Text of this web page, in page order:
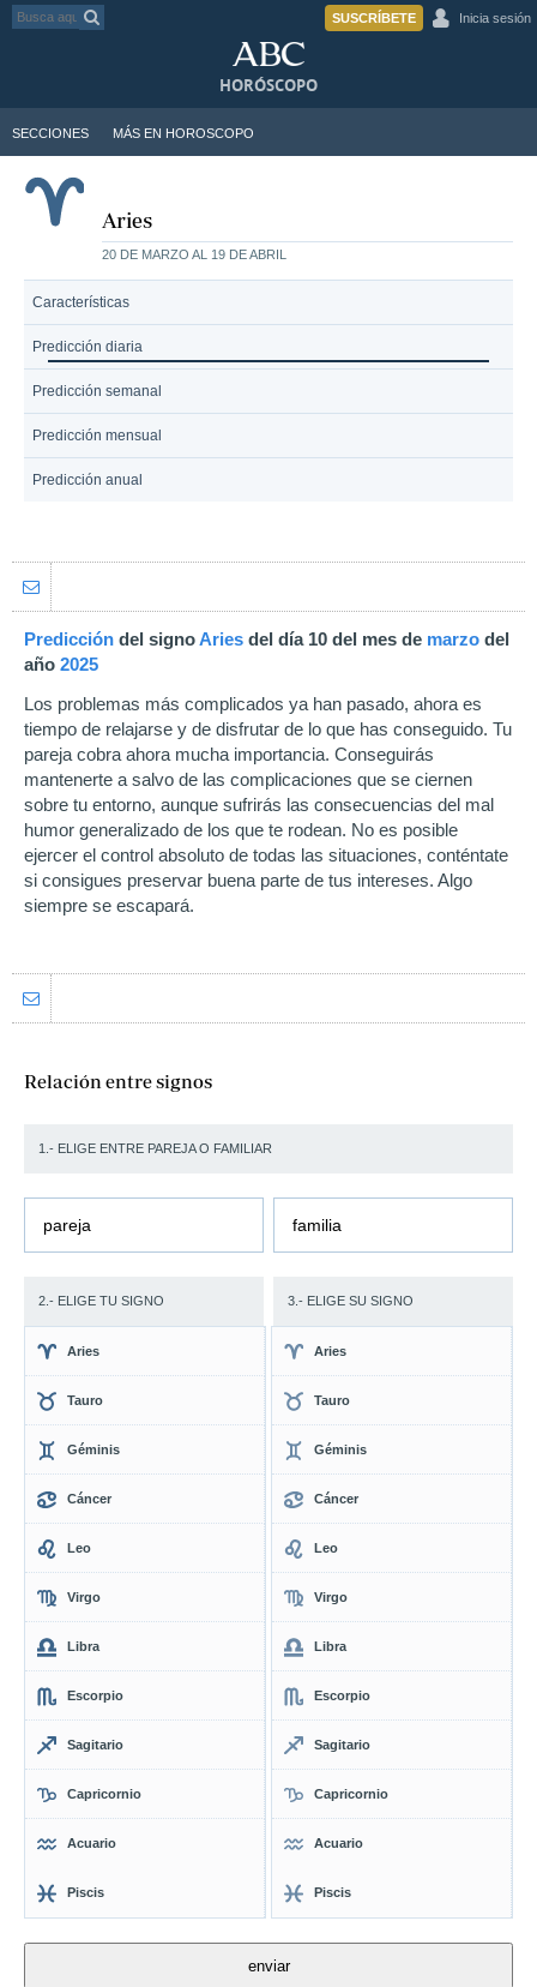
SUSCRÍBETE Inicia sesión
SECCIONES MÁS EN HOROSCOPO
HORÓSCOPO
Aries
20 DE MARZO AL 19 DE ABRIL
Características
Predicción diaria
Predicción semanal
Predicción mensual
Predicción anual
Predicción del signoAries del día 10 del mes de marzo del
año 2025
Los problemas más complicados ya han pasado, ahora es
tiempo de relajarse y de disfrutar de lo que has conseguido. Tu
pareja cobra ahora mucha importancia. Conseguirás
mantenerte a salvo de las complicaciones que se ciernen
sobre tu entorno, aunque sufrirás las consecuencias del mal
humor generalizado de los que te rodean. No es posible
ejercer el control absoluto de todas las situaciones, conténtate
si consigues preservar buena parte de tus intereses. Algo
siempre se escapará.
Relación entre signos
1.- ELIGE ENTRE PAREJA O FAMILIAR
pareja familia
2.- ELIGE TU SIGNO 3.- ELIGE SU SIGNO
Aries
Tauro
Géminis
Cáncer
Leo
Virgo
Libra
Escorpio
Sagitario
Capricornio
Acuario
Piscis
Aries
Tauro
Géminis
Cáncer
Leo
Virgo
Libra
Escorpio
Sagitario
Capricornio
Acuario
Piscis